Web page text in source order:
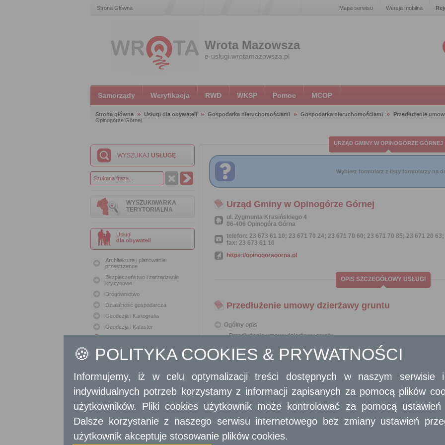
Strona Główna Mapa serwisu Wersja mobilna
Wrota Mazowsza
e-uslugi.wrotamazowsza.pl
Samorządy Weryfikacja RWD WKSP Pomoc MCOP
Strona główna Usługi dla obywateli Gospodarka nieruchomościami Gospodarka nieruchomościami Przedłużenie
Opinogórze Górnej
WYSZUKAJ USŁUGĘ
WYSZUKIWARKA
TERYTORIALNA
Usługi
dla obywateli
Architektura i planowanie
przestrzenne
Bezpieczeństwo i zarządzanie
kryzysowe
Drogownictwo
Działalność gospodarcza
Geodezja i Kartografia
Geodezja i Kataster
Konserwacja zabytków
Ochrona Środowiska
Podatki i opłaty lokalne
Polityka lokalowa
Polityka społeczna
Sport i Rekreacja
Sprawy komunalne
URZĄD GMINY W OPINOGÓRZE GÓRNEJ
Wybierz formularz z listy formularzy na
Urząd Gminy w Opinogórze Górnej
ul. Zygmunta Krasińskiego 4
06-406 Opinogóra Górna
telefon: 23 673 61 10; 23 671 70 24; 23 671 70 60; 23 671 70 85; 23 671 20 63;
fax: 23 673 61 10
https://opinogoragorna.pl
OPIS SZCZEGÓŁOWY USŁUGI
Przedłużenie umowy dzierżawy gruntu
Ogólny opis
Przedłużenie umowy dzierżawy gruntu
Opis skrócony
grunty (nieruchomości) może wystąpić o zawarcie z nim kolejnej
w szczególności o zawarcie aneksu do obowiązującej umowy dzierżawy o jej
Wymagane dokumenty
Wniosek o przedłużenie umowy dzierżawy powinien zawierać opis
dotyczące dotychczasowej umowy.
W przypadku spółki cywilnej do wniosku należy dołączyć kserokopię umowy.
W przypadku Partii politycznej do wniosku należy dołączyć - kserokopię
🍪 POLITYKA COOKIES & PRYWATNOŚCI
Informujemy, iż w celu optymalizacji treści dostępnych w naszym serwisie
indywidualnych potrzeb korzystamy z informacji zapisanych za pomocą plików
użytkowników. Pliki cookies użytkownik może kontrolować za pomocą
Dalsze korzystanie z naszego serwisu internetowego bez zmiany ustawień
użytkownik akceptuje stosowanie plików cookies.